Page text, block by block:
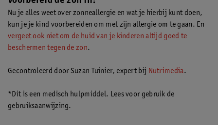
enkele uren tot dagen duren voordat deze weer weg zijn.
Lees
meer over zonneallergie bij kinderen
.
Nu je alles weet over zonneallergie en wat je hierbij kunt doen,
kun je je kind voorbereiden om met zijn allergie om te gaan. En
vergeet ook niet om de huid van je kinderen altijd goed te
beschermen tegen de zon.
Gecontroleerd door Suzan Tuinier, expert bij Nutrimedia.
*Dit is een medisch hulpmiddel. Lees voor gebruik de
gebruiksaanwijzing.